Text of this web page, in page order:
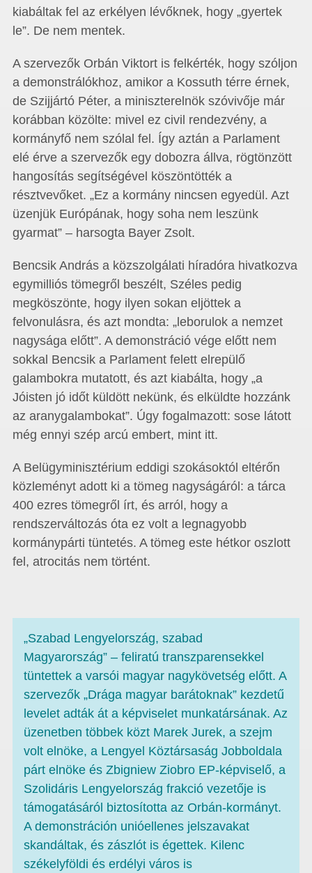
kiabáltak fel az erkélyen lévőknek, hogy „gyertek
le”. De nem mentek.
A szervezők Orbán Viktort is felkérték, hogy szóljon
a demonstrálókhoz, amikor a Kossuth térre érnek,
de Szijjártó Péter, a miniszterelnök szóvivője már
korábban közölte: mivel ez civil rendezvény, a
kormányfő nem szólal fel. Így aztán a Parlament
elé érve a szervezők egy dobozra állva, rögtönzött
hangosítás segítségével köszöntötték a
résztvevőket. „Ez a kormány nincsen egyedül. Azt
üzenjük Európának, hogy soha nem leszünk
gyarmat” – harsogta Bayer Zsolt.
Bencsik András a közszolgálati híradóra hivatkozva
egymilliós tömegről beszélt, Széles pedig
megköszönte, hogy ilyen sokan eljöttek a
felvonulásra, és azt mondta: „leborulok a nemzet
nagysága előtt”. A demonstráció vége előtt nem
sokkal Bencsik a Parlament felett elrepülő
galambokra mutatott, és azt kiabálta, hogy „a
Jóisten jó időt küldött nekünk, és elküldte hozzánk
az aranygalambokat”. Úgy fogalmazott: sose látott
még ennyi szép arcú embert, mint itt.
A Belügyminisztérium eddigi szokásoktól eltérőn
közleményt adott ki a tömeg nagyságáról: a tárca
400 ezres tömegről írt, és arról, hogy a
rendszerváltozás óta ez volt a legnagyobb
kormánypárti tüntetés. A tömeg este hétkor oszlott
fel, atrocitás nem történt.
„Szabad Lengyelország, szabad
Magyarország” – feliratú transzparensekkel
tüntettek a varsói magyar nagykövetség előtt. A
szervezők „Drága magyar barátoknak” kezdetű
levelet adták át a képviselet munkatársának. Az
üzenetben többek közt Marek Jurek, a szejm
volt elnöke, a Lengyel Köztársaság Jobboldala
párt elnöke és Zbigniew Ziobro EP-képviselő, a
Szolidáris Lengyelország frakció vezetője is
támogatásáról biztosította az Orbán-kormányt.
A demonstráción unióellenes jelszavakat
skandáltak, és zászlót is égettek. Kilenc
székelyföldi és erdélyi város is